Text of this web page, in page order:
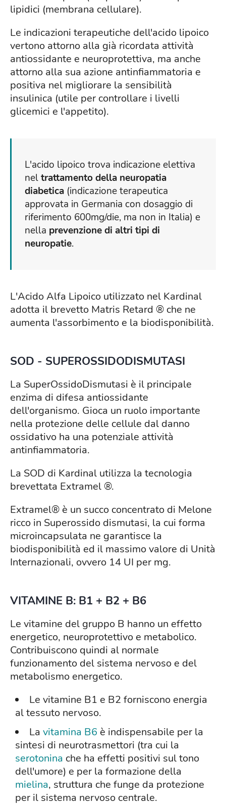
lipidici (membrana cellulare).
Le indicazioni terapeutiche dell'acido lipoico
vertono attorno alla già ricordata attività
antiossidante e neuroprotettiva, ma anche
attorno alla sua azione antinfiammatoria e
positiva nel migliorare la sensibilità
insulinica (utile per controllare i livelli
glicemici e l'appetito).
L'acido lipoico trova indicazione elettiva
neltrattamento della neuropatia
diabetica (indicazione terapeutica
approvata in Germania con dosaggio di
riferimento 600mg/die, ma non in Italia) e
nella prevenzione di altri tipi di
neuropatie.
L'Acido Alfa Lipoico utilizzato nel Kardinal
adotta il brevetto Matris Retard ® che ne
aumenta l'assorbimento e la biodisponibilità.
SOD - SUPEROSSIDODISMUTASI
La SuperOssidoDismutasi è il principale
enzima di difesa antiossidante
dell'organismo. Gioca un ruolo importante
nella protezione delle cellule dal danno
ossidativo ha una potenziale attività
antinfiammatoria.
La SOD di Kardinal utilizza la tecnologia
brevettata Extramel ®.
Extramel® è un succo concentrato di Melone
ricco in Superossido dismutasi, la cui forma
microincapsulata ne garantisce la
biodisponibilità ed il massimo valore di Unità
Internazionali, ovvero 14 UI per mg.
VITAMINE B: B1 + B2 + B6
Le vitamine del gruppo B hanno un effetto
energetico, neuroprotettivo e metabolico.
Contribuiscono quindi al normale
funzionamento del sistema nervoso e del
metabolismo energetico.
Le vitamine B1 e B2 forniscono energia
al tessuto nervoso.
La vitamina B6 è indispensabile per la
sintesi di neurotrasmettori (tra cui la
serotonina che ha effetti positivi sul tono
dell'umore) e per la formazione della
mielina, struttura che funge da protezione
per il sistema nervoso centrale.